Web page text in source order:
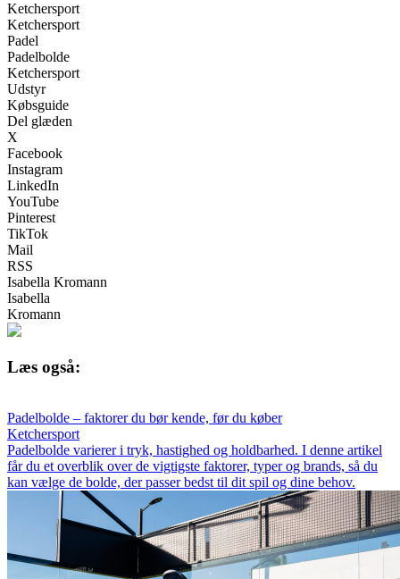
Ketchersport
Ketchersport
Padel
Padelbolde
Ketchersport
Udstyr
Købsguide
Del glæden
X
Facebook
Instagram
LinkedIn
YouTube
Pinterest
TikTok
Mail
RSS
Isabella Kromann
Isabella
Kromann
Læs også:
Padelbolde – faktorer du bør kende, før du køber
Ketchersport
Padelbolde varierer i tryk, hastighed og holdbarhed. I denne artikel
får du et overblik over de vigtigste faktorer, typer og brands, så du
kan vælge de bolde, der passer bedst til dit spil og dine behov.